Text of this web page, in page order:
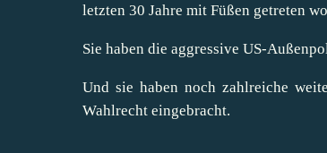
letzten 30 Jahre mit Füßen getreten
Sie haben die aggressive US-
Und sie haben noch zahlreiche
Wahlrecht eingebracht.